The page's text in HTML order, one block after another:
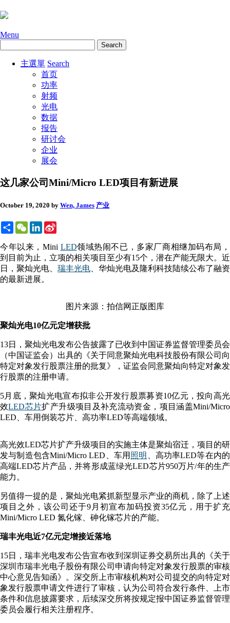
Menu
主選單 Search
首页
功率
射频
光电
数据
报告
研讨会
企业
展会
这几家公司Mini/Micro LED项目有新进展
October 19, 2020 by Wen, James 产业
ShareWeChatLinkedIn
今年以来，Mini LED领域热闹不已，多家厂商相继加码布局，
到目前为止，立项的相关项目至少有15个，潜在产能无限大。近
日，聚灿光电、 瑞丰光电 、华灿光电及隆利科技陆续公布了融资
的最新进展。
图片来源：拍信网正版图库
聚灿光电10亿元定增获批
13日，聚灿光电发布公告披露了已收到中国证券监督管理委员会
（中国证监会）出具的《关于同意聚灿光电科技股份有限公司向
特定对象发行股票注册的批复》，证监会同意聚灿向特定对象发
行股票的注册申请。
5月底，聚灿光电宣布拟非公开发行股票募资10亿元，投向高光
效LED芯片扩产升级项目及补充流动资金，项目涵盖Mini/Micro
LED、车用倒装芯片、高功率LED等高端领域。
高光效LED芯片扩产升级项目的实施主体是聚灿宿迁，项目的研
发与制造包含Mini/Micro LED、车用 照明
、高功率LED等在内的
高端LED芯片产品，并将形成蓝绿光LED芯片950万片/年的生产
能力。
另值得一提的是，聚灿光电紧抓新型显示产业的商机，除了上述
项目之外，该公司还于9月初宣布加码投资35亿元，用于扩充
Mini/Micro LED 氮化镓、砷化镓芯片的产能。
瑞丰光电近7亿元定增接近落地
15日，瑞丰光电发布公告宣布收到深圳证券交易所出具的《关于
深圳市瑞丰光电子股份有限公司申请向特定对象发行股票的审核
中心意见告知函》。深交所上市审核机构对公司提交的向特定对
象发行股票申请文件进行了审核，认为公司符合发行条件、上市
条件和信息披露要求，后续深交所将按规定报中国证券监督管理
委员会履行相关注册程序。